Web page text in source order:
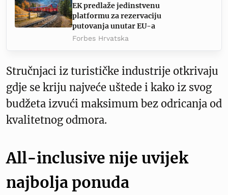
EK predlaže jedinstvenu
platformu za rezervaciju
putovanja unutar EU-a
Forbes Hrvatska
Stručnjaci iz turističke industrije otkrivaju
gdje se kriju najveće uštede i kako iz svog
budžeta izvući maksimum bez odricanja od
kvalitetnog odmora.
All-inclusive nije uvijek
najbolja ponuda